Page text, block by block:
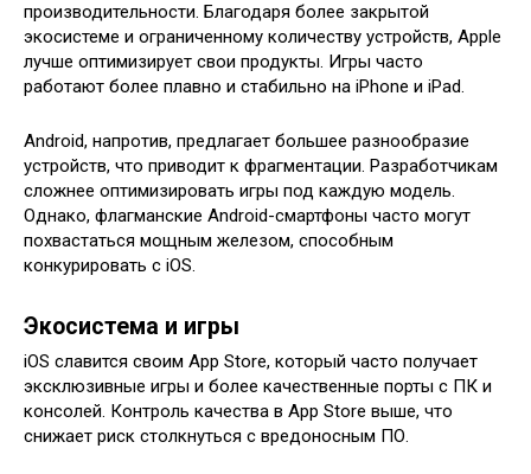
производительности. Благодаря более закрытой
экосистеме и ограниченному количеству устройств, Apple
лучше оптимизирует свои продукты. Игры часто
работают более плавно и стабильно на iPhone и iPad.
Android, напротив, предлагает большее разнообразие
устройств, что приводит к фрагментации. Разработчикам
сложнее оптимизировать игры под каждую модель.
Однако, флагманские Android-смартфоны часто могут
похвастаться мощным железом, способным
конкурировать с iOS.
Экосистема и игры
iOS славится своим App Store, который часто получает
эксклюзивные игры и более качественные порты с ПК и
консолей. Контроль качества в App Store выше, что
снижает риск столкнуться с вредоносным ПО.